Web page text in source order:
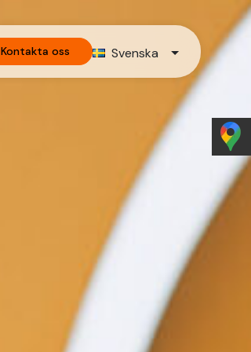
Kontakta oss Svenska